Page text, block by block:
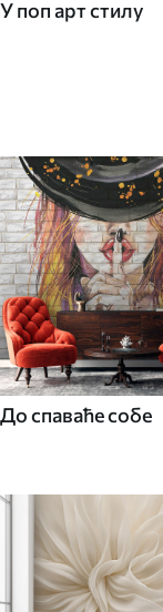
У поп арт стилу
До спаваће собе